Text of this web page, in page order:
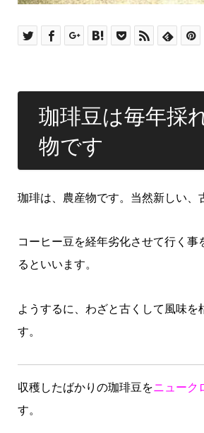
珈琲豆は毎年採
物です
珈琲は、農産物です。当然新しい、
コーヒー豆を経年劣化させて行く事
るといいます。
ようするに、わざと古くして風味を
す。
収穫したばかりの珈琲豆をニューク
す。